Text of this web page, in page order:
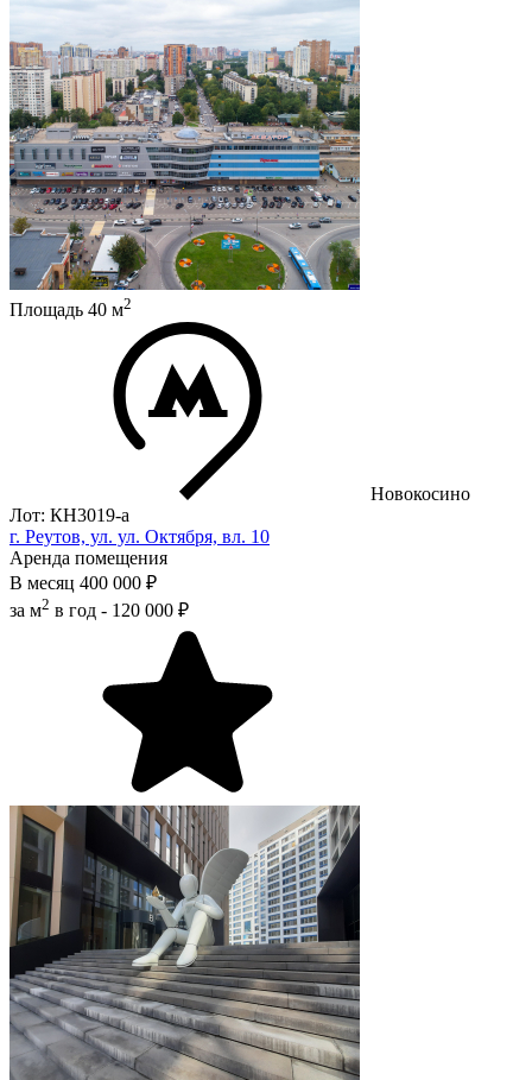
Площадь 40 м2
Новокосино
Лот: КН3019-a
г. Реутов, ул. ул. Октября, вл. 10
Аренда помещения
В месяц 400 000 ₽
за м2 в год - 120 000 ₽